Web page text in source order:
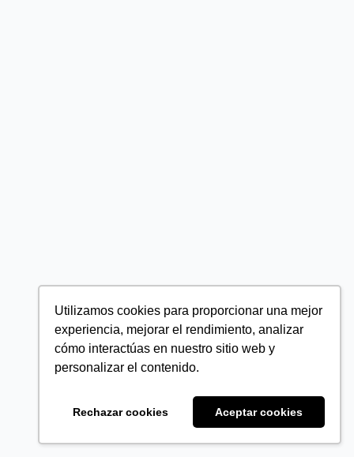
Utilizamos cookies para proporcionar una mejor
experiencia, mejorar el rendimiento, analizar
cómo interactúas en nuestro sitio web y
personalizar el contenido.
Rechazar cookies Aceptar cookies